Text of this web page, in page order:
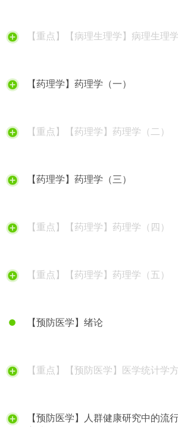
【重点】【病理生理学】病理生理学
【药理学】药理学（一）
【重点】【药理学】药理学（二）
【药理学】药理学（三）
【重点】【药理学】药理学（四）
【重点】【药理学】药理学（五）
【预防医学】绪论
【重点】【预防医学】医学统计学
【预防医学】人群健康研究中的流